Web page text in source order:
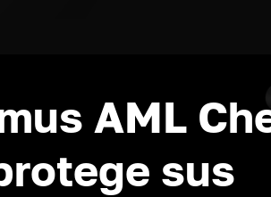
AML
sus